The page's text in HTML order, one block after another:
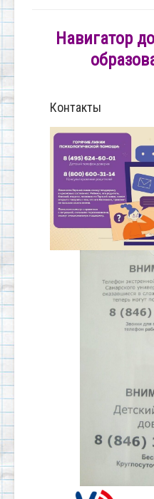
Навигатор
Контакты